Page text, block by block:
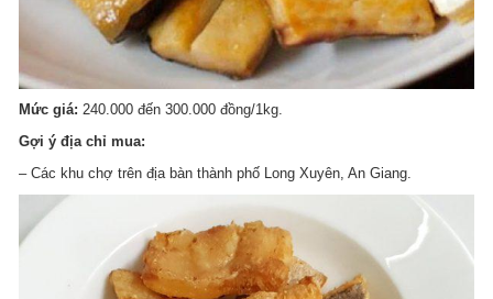
Mức giá: 240.000 đến 300.000 đồng/1kg.
Gợi ý địa chỉ mua:
– Các khu chợ trên địa bàn thành phố Long Xuyên, An Giang.